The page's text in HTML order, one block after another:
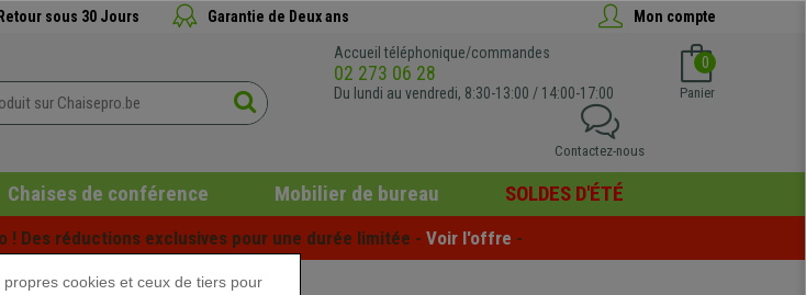
sous 30 Jours Garantie de Deux ans Mon compte
Accueil téléphonique/commandes
02 273 06 28
Du lundi au vendredi, 8:30-13:00 / 14:00-17:00
0
Panier
Contactez-nous
Chaises de conférence Mobilier de bureau SOLDES D'ÉTÉ
! Des réductions exclusives pour une durée limitée - Voir l'offre -
propres cookies et ceux de tiers pour